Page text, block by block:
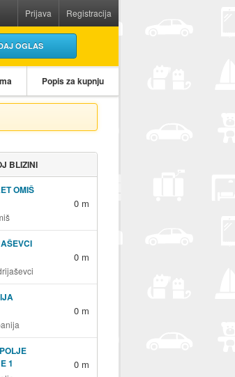
Prijava Registracija
OGLAS
Popis za kupnju
BLIZINI
OMIŠ
0 m
0 m
0 m
1
0 m